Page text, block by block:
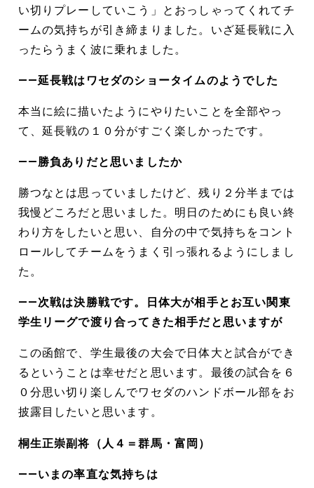
い切りプレーしていこう」とおっしゃってくれてチ
ームの気持ちが引き締まりました。いざ延長戦に入
ったらうまく波に乗れました。
――延長戦はワセダのショータイムのようでした
本当に絵に描いたようにやりたいことを全部やっ
て、延長戦の１０分がすごく楽しかったです。
――勝負ありだと思いましたか
勝つなとは思っていましたけど、残り２分半までは
我慢どころだと思いました。明日のためにも良い終
わり方をしたいと思い、自分の中で気持ちをコント
ロールしてチームをうまく引っ張れるようにしまし
た。
――次戦は決勝戦です。日体大が相手とお互い関東
学生リーグで渡り合ってきた相手だと思いますが
この函館で、学生最後の大会で日体大と試合ができ
るということは幸せだと思います。最後の試合を６
０分思い切り楽しんでワセダのハンドボール部をお
披露目したいと思います。
桐生正崇副将（人４＝群馬・富岡）
――いまの率直な気持ちは